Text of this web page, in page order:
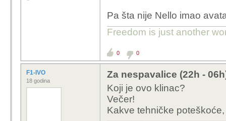
Pa šta nije Nello imao
Freedom is just another
0 0
F1-IVO
18 godina
Za nespavalice (22h -
Koji je ovo klinac?
Večer!
Kakve tehničke